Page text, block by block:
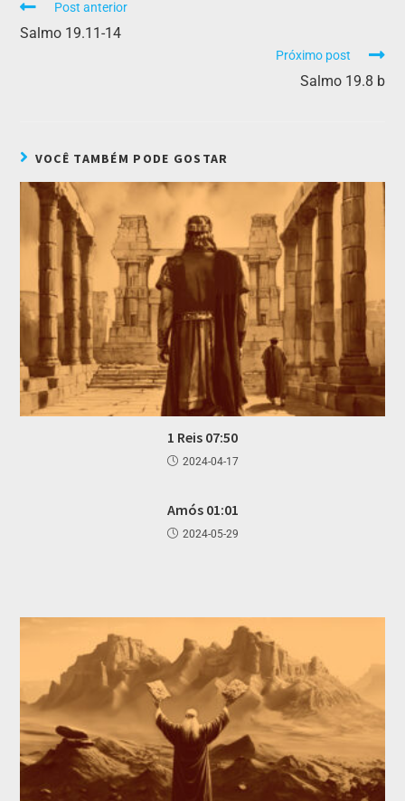
Post anterior
Salmo 19.11-14
Próximo post
Salmo 19.8 b
VOCÊ TAMBÉM PODE GOSTAR
1 Reis 07:50
2024-04-17
Amós 01:01
2024-05-29